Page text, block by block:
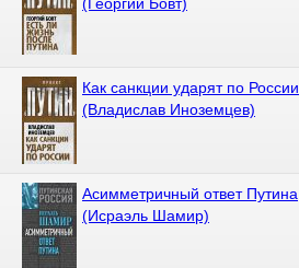
Как санкции ударят по России
(Владислав Иноземцев)
Асимметричный ответ Путина
(Исраэль Шамир)